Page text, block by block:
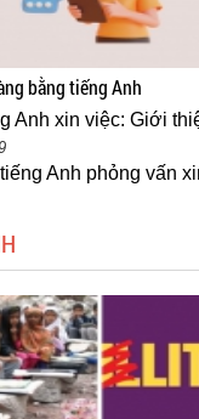
bằng tiếng Anh
Anh xin việc: Giới
Anh phỏng vấn